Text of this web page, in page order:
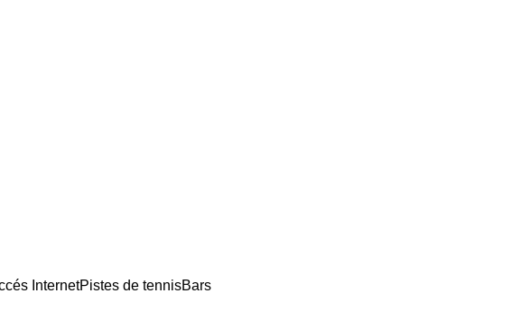
InternetPistes de tennisBars